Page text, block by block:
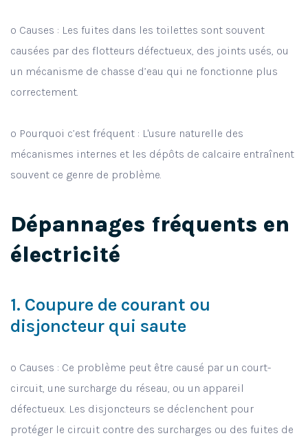
o Causes : Les fuites dans les toilettes sont souvent
causées par des flotteurs défectueux, des joints usés, ou
un mécanisme de chasse d’eau qui ne fonctionne plus
correctement.
o Pourquoi c’est fréquent : L'usure naturelle des
mécanismes internes et les dépôts de calcaire entraînent
souvent ce genre de problème.
Dépannages fréquents en
électricité
1. Coupure de courant ou
disjoncteur qui saute
o Causes : Ce problème peut être causé par un court-
circuit, une surcharge du réseau, ou un appareil
défectueux. Les disjoncteurs se déclenchent pour
protéger le circuit contre des surcharges ou des fuites de